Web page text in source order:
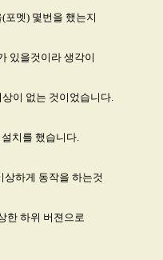
포멧) 몇번을 했는지
있을것이라 생각이
이 없는 것이었습니다.
치를 했습니다.
상하게 동작을 하는것
한 하위 버젼으로